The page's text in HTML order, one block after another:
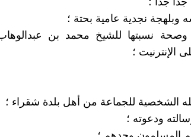
نجدية عامية بحتة ؛
نسبتها للشيخ محمد بن
الإنترنيت ؛
الشخصية للجماعة من أهل بلدة شقراء ؛
ودعوته ؛